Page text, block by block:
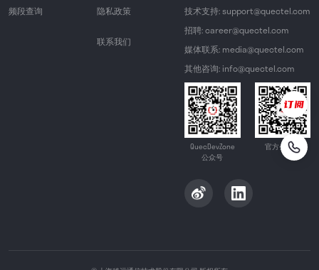
频段查询
隐私政策
联系我们
技术支持: support@quectel.com
招聘: career@quectel.com
媒体联系: media@quectel.com
其他咨询: info@quectel.com
QuecDevZone
公众号
官方公众号